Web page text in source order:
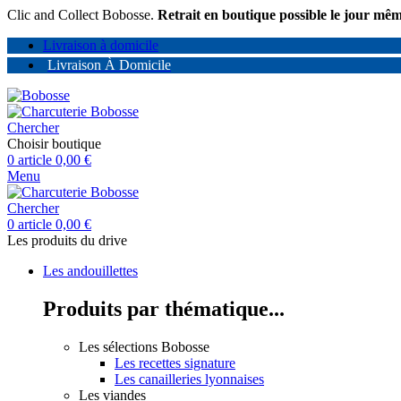
Clic and Collect Bobosse. Retrait en boutique possible le jour
Livraison à domicile
Livraison À Domicile
Chercher
Choisir boutique
0 article 0,00 €
Menu
Chercher
0 article 0,00 €
Les produits du drive
Les andouillettes
Produits par thématique...
Les sélections Bobosse
Les recettes signature
Les canailleries lyonnaises
Les viandes
Panneau de gestion des cookies